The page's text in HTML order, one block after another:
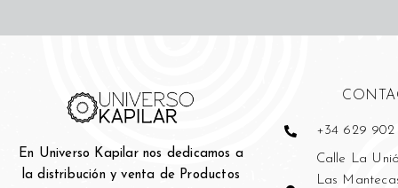
En Universo Kapilar nos dedicamos a
la distribución y venta de Productos
+34 629 902
Calle La
Las